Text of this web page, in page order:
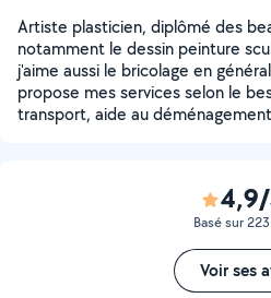
Artiste plasticien, diplômé des
notamment le dessin peinture
j'aime aussi le bricolage en
propose mes services selon le
transport, aide au
Basé sur
Voir ses